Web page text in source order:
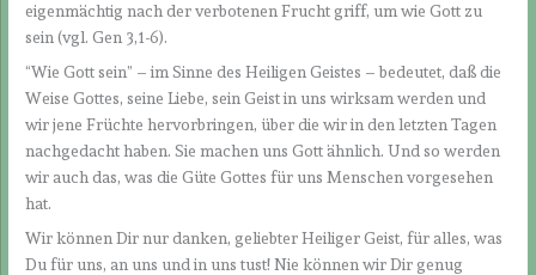
eigenmächtig nach der verbotenen Frucht griff, um wie Gott zu
sein (vgl. Gen 3,1-6).
“Wie Gott sein” – im Sinne des Heiligen Geistes – bedeutet, daß die
Weise Gottes, seine Liebe, sein Geist in uns wirksam werden und
wir jene Früchte hervorbringen, über die wir in den letzten Tagen
nachgedacht haben. Sie machen uns Gott ähnlich. Und so werden
wir auch das, was die Güte Gottes für uns Menschen vorgesehen
hat.
Wir können Dir nur danken, geliebter Heiliger Geist, für alles, was
Du für uns, an uns und in uns tust! Nie können wir Dir genug